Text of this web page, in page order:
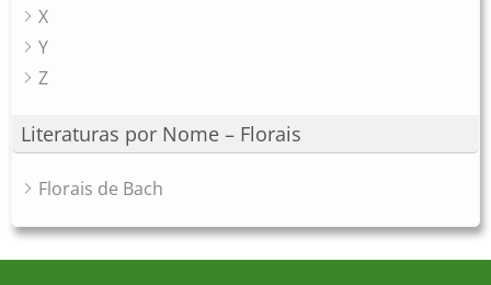
X
Y
Z
Literaturas por Nome – Florais
Florais de Bach